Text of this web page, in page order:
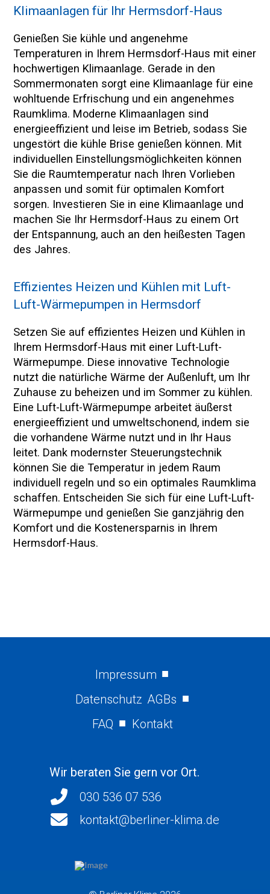
Klimaanlagen für Ihr Hermsdorf-Haus
Genießen Sie kühle und angenehme
Temperaturen in Ihrem Hermsdorf-Haus mit einer
hochwertigen Klimaanlage. Gerade in den
Sommermonaten sorgt eine Klimaanlage für eine
wohltuende Erfrischung und ein angenehmes
Raumklima. Moderne Klimaanlagen sind
energieeffizient und leise im Betrieb, sodass Sie
ungestört die kühle Brise genießen können. Mit
individuellen Einstellungsmöglichkeiten können
Sie die Raumtemperatur nach Ihren Vorlieben
anpassen und somit für optimalen Komfort
sorgen. Investieren Sie in eine Klimaanlage und
machen Sie Ihr Hermsdorf-Haus zu einem Ort
der Entspannung, auch an den heißesten Tagen
des Jahres.
Effizientes Heizen und Kühlen mit Luft-
Luft-Wärmepumpen in Hermsdorf
Setzen Sie auf effizientes Heizen und Kühlen in
Ihrem Hermsdorf-Haus mit einer Luft-Luft-
Wärmepumpe. Diese innovative Technologie
nutzt die natürliche Wärme der Außenluft, um Ihr
Zuhause zu beheizen und im Sommer zu kühlen.
Eine Luft-Luft-Wärmepumpe arbeitet äußerst
energieeffizient und umweltschonend, indem sie
die vorhandene Wärme nutzt und in Ihr Haus
leitet. Dank modernster Steuerungstechnik
können Sie die Temperatur in jedem Raum
individuell regeln und so ein optimales Raumklima
schaffen. Entscheiden Sie sich für eine Luft-Luft-
Wärmepumpe und genießen Sie ganzjährig den
Komfort und die Kostenersparnis in Ihrem
Hermsdorf-Haus.
Impressum
Datenschutz AGBs
FAQ
Kontakt
Wir beraten Sie gern vor Ort.
030 536 07 536
kontakt@berliner-klima.de